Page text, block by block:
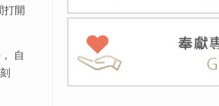
打開
自